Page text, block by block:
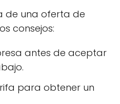
de una oferta de
consejos:
antes de aceptar
para obtener un